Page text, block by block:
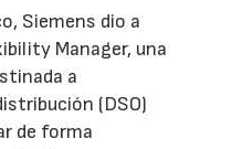
Siemens dio a
Manager, una
a
(DSO)
de forma